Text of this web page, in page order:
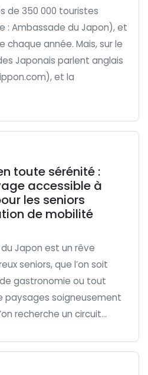
de 350 000 touristes
: Ambassade du Japon), et
année. Mais, sur le
Japonais parlent anglais
et la
toute sérénité :
accessible à
les seniors
de mobilité
Japon est un rêve
seniors, que l’on soit
gastronomie ou tout
paysages soigneusement
recherche un circuit...